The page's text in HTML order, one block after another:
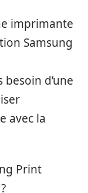
imprimante
Samsung
besoin d’une
avec la
Print